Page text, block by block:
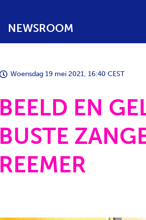
NEWSROOM
Woensdag 19 mei 2021, 16:40 CEST
BEELD EN
BUSTE
REEMER